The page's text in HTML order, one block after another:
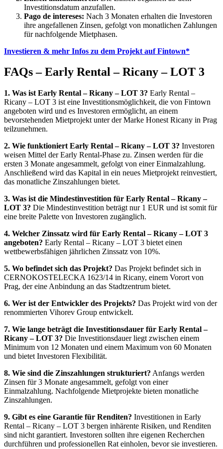
Investitionsdatum anzufallen.
Pago de intereses: Nach 3 Monaten erhalten die Investoren
ihre angefallenen Zinsen, gefolgt von monatlichen Zahlungen
für nachfolgende Mietphasen.
Investieren & mehr Infos zu dem Projekt auf Fintown*
FAQs – Early Rental – Ricany – LOT 3
1. Was ist Early Rental – Ricany – LOT 3? Early Rental –
Ricany – LOT 3 ist eine Investitionsmöglichkeit, die von Fintown
angeboten wird und es Investoren ermöglicht, an einem
bevorstehenden Mietprojekt unter der Marke Honest Ricany in Prag
teilzunehmen.
2. Wie funktioniert Early Rental – Ricany – LOT 3? Investoren
weisen Mittel der Early Rental-Phase zu. Zinsen werden für die
ersten 3 Monate angesammelt, gefolgt von einer Einmalzahlung.
Anschließend wird das Kapital in ein neues Mietprojekt reinvestiert,
das monatliche Zinszahlungen bietet.
3. Was ist die Mindestinvestition für Early Rental – Ricany –
LOT 3? Die Mindestinvestition beträgt nur 1 EUR und ist somit für
eine breite Palette von Investoren zugänglich.
4. Welcher Zinssatz wird für Early Rental – Ricany – LOT 3
angeboten? Early Rental – Ricany – LOT 3 bietet einen
wettbewerbsfähigen jährlichen Zinssatz von 10%.
5. Wo befindet sich das Projekt? Das Projekt befindet sich in
CERNOKOSTELECKA 1623/14 in Ricany, einem Vorort von
Prag, der eine Anbindung an das Stadtzentrum bietet.
6. Wer ist der Entwickler des Projekts? Das Projekt wird von der
renommierten Vihorev Group entwickelt.
7. Wie lange beträgt die Investitionsdauer für Early Rental –
Ricany – LOT 3? Die Investitionsdauer liegt zwischen einem
Minimum von 12 Monaten und einem Maximum von 60 Monaten
und bietet Investoren Flexibilität.
8. Wie sind die Zinszahlungen strukturiert? Anfangs werden
Zinsen für 3 Monate angesammelt, gefolgt von einer
Einmalzahlung. Nachfolgende Mietprojekte bieten monatliche
Zinszahlungen.
9. Gibt es eine Garantie für Renditen? Investitionen in Early
Rental – Ricany – LOT 3 bergen inhärente Risiken, und Renditen
sind nicht garantiert. Investoren sollten ihre eigenen Recherchen
durchführen und professionellen Rat einholen, bevor sie investieren.